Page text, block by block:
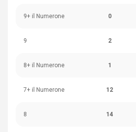
9+ il Numerone 0
9 2
8+ il Numerone 1
7+ il Numerone 12
8 14